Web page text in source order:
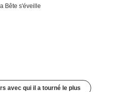
Bête s'éveille
avec qui il a tourné le plus